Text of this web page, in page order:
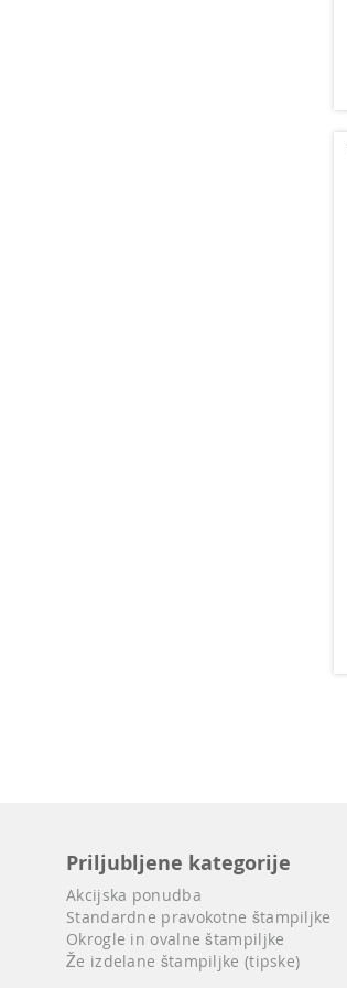
Priljubljene kategorije
Akcijska ponudba
Standardne pravokotne štampiljke
Okrogle in ovalne štampiljke
Že izdelane štampiljke (tipske)